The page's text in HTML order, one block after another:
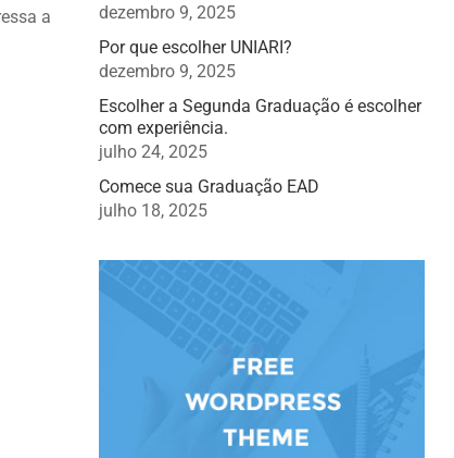
a
dezembro 9, 2025
Por que escolher UNIARI?
dezembro 9, 2025
Escolher a Segunda Graduação é escolher
com experiência.
julho 24, 2025
Comece sua Graduação EAD
julho 18, 2025